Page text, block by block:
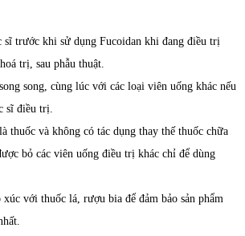
sĩ trước khi sử dụng Fucoidan khi đang điều trị
trị, sau phẫu thuật.
song, cùng lúc với các loại viên uống khác nếu
sĩ điều trị.
thuốc và không có tác dụng thay thế thuốc chữa
bỏ các viên uống điều trị khác chỉ để dùng
với thuốc lá, rượu bia để đảm bảo sản phẩm